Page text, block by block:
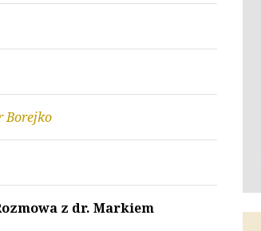
Borejko
z dr. Markiem